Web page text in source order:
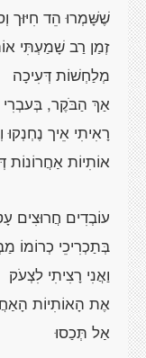
שֶׁשָּׁמְרוּ הֵד חִיּוּך
זְמַן רַב שָׁמַעְתִּי
מְלַחְשׁוֹת דְּעִיכָה
אַךְ הַבֹּקֶר, בְּעבְרִי
רָאִיתִי אֵיך נֶחְנְקוּ
אוֹתִיוֹת אַחֲרוֹנוֹת
עוֹבְדִים חֲרוּצִים
בְּתַכְרִיכֵי כְרוֹמוֹ
וַאֲנִי רָצִיתִי לִצְעֹק
אֶת הָאוֹתִיוֹת
אַל תְּכַסוּ